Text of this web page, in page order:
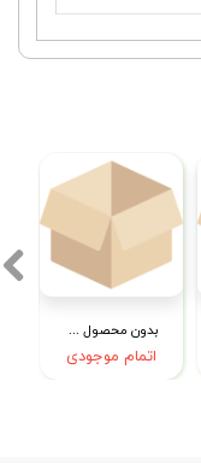
بدون محصول جهت نمایش
اتمام موجودی